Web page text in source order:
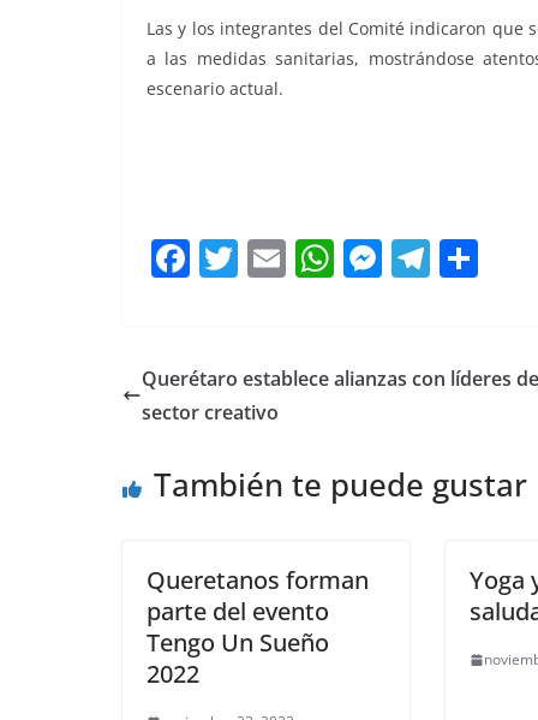
Las y los integrantes del Comité indicaron
a las medidas sanitarias, mostrándose
escenario actual.
F
e
b
o
T
er
E
l
W
s
p
M
e
er
T
gr p
Querétaro establece alianzas con líderes
sector creativo
También te puede gustar
Queretanos forman
parte del evento
Tengo Un Sueño
2022
Yoga